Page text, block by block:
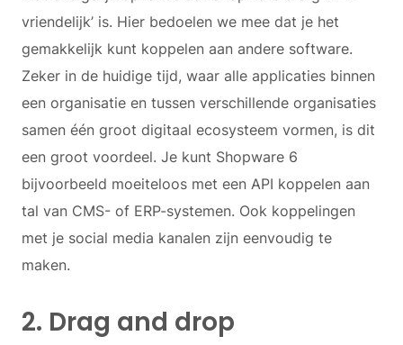
vriendelijk’ is. Hier bedoelen we mee dat je het
gemakkelijk kunt koppelen aan andere software.
Zeker in de huidige tijd, waar alle applicaties binnen
een organisatie en tussen verschillende organisaties
samen één groot digitaal ecosysteem vormen, is dit
een groot voordeel. Je kunt Shopware 6
bijvoorbeeld moeiteloos met een API koppelen aan
tal van CMS- of ERP-systemen. Ook koppelingen
met je social media kanalen zijn eenvoudig te
maken.
2. Drag and drop